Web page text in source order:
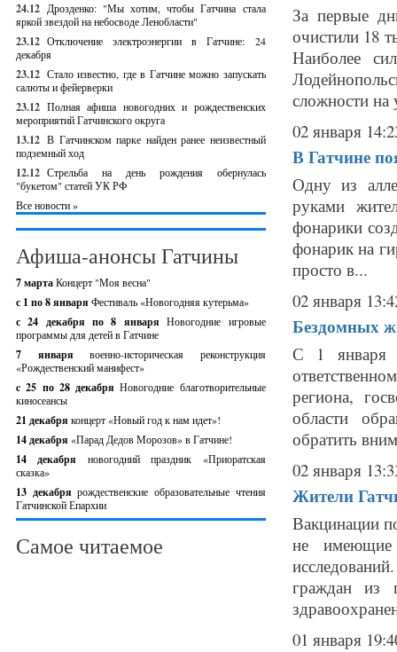
24.12 Дрозденко: "Мы хотим, чтобы Гатчина стала
яркой звездой на небосводе Ленобласти"
23.12 Отключение электроэнергии в Гатчине: 24
декабря
23.12 Стало известно, где в Гатчине можно запускать
салюты и фейерверки
23.12 Полная афиша новогодних и рождественских
мероприятий Гатчинского округа
13.12 В Гатчинском парке найден ранее неизвестный
подземный ход
12.12 Стрельба на день рождения обернулась
"букетом" статей УК РФ
Все новости »
Афиша-анонсы Гатчины
7 мартаКонцерт "Моя весна"
с 1 по 8 января Фестиваль «Новогодняя кутерьма»
с 24 декабря по 8 январяНовогодние игровые
программы для детей в Гатчине
7 январявоенно-историческая реконструкция
«Рождественский манифест»
c 25 по 28 декабряНовогодние благотворительные
киносеансы
21 декабря концерт «Новый год к нам идет»!
14 декабря «Парад Дедов Морозов» в Гатчине!
14 декабря новогодний праздник «Приоратская
сказка»
13 декабрярождественские образовательные чтения
Гатчинской Епархии
Самое читаемое
За первые
очистили 18
Наиболее
сложности на
02 января
В Гатчине
Одну из
руками
фонарики
фонарик на
просто в...
02 января
Бездомных
С 1 января
региона,
области
обратить
02 января
Жители
Вакцинации
не имеющие
граждан из
01 января